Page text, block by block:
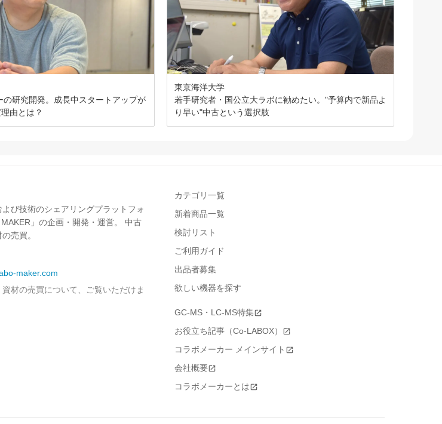
の研究開発。成長中スタートアップが
由とは？
東京海洋大学
若手研究者・国公立大ラボに勧めたい。"予算内で新品よ
り早い"中古という選択肢
び技術のシェアリングプラットフォ
」の企画・開発・運営。 中古
売買。
maker.com
材の売買について、ご覧いただけま
カテゴリ一覧
新着商品一覧
検討リスト
ご利用ガイド
出品者募集
欲しい機器を探す
GC-MS・LC-MS特集
お役立ち記事（Co-LABOX）
コラボメーカー メインサイト
会社概要
コラボメーカーとは